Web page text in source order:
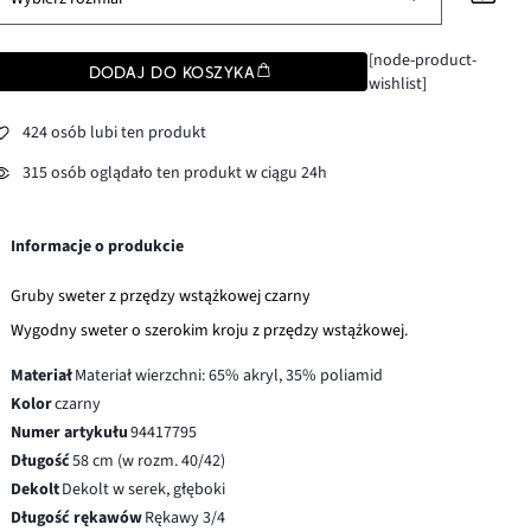
DODAJ DO KOSZYKA
[node-product-
wishlist]
424 osób lubi ten produkt
315 osób oglądało ten produkt w ciągu 24h
Informacje o produkcie
Gruby sweter z przędzy wstążkowej czarny
Wygodny sweter o szerokim kroju z przędzy wstążkowej.
MateriałMateriał wierzchni: 65% akryl, 35% poliamid
Kolorczarny
Numer artykułu94417795
Długość58 cm (w rozm. 40/42)
DekoltDekolt w serek, głęboki
Długość rękawówRękawy 3/4